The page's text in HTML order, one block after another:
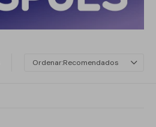
Recomendados